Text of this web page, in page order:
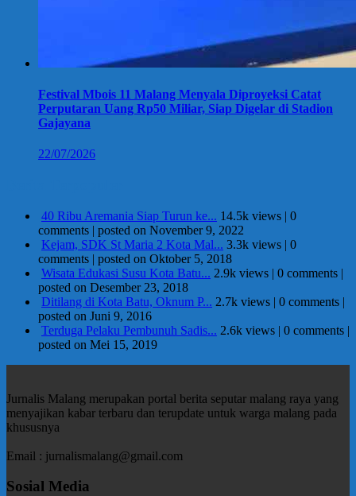
Festival Mbois 11 Malang Menyala Diproyeksi Catat
Perputaran Uang Rp50 Miliar, Siap Digelar di Stadion
Gajayana
22/07/2026
40 Ribu Aremania Siap Turun ke... 14.5k views | 0
comments | posted on November 9, 2022
Kejam, SDK St Maria 2 Kota Mal... 3.3k views | 0
comments | posted on Oktober 5, 2018
Wisata Edukasi Susu Kota Batu... 2.9k views | 0 comments |
posted on Desember 23, 2018
Ditilang di Kota Batu, Oknum P... 2.7k views | 0 comments |
posted on Juni 9, 2016
Terduga Pelaku Pembunuh Sadis... 2.6k views | 0 comments |
posted on Mei 15, 2019
Jurnalis Malang merupakan portal berita seputar malang raya yang
menyajikan kabar terbaru dan terupdate untuk warga malang pada
khususnya
Email : jurnalismalang@gmail.com
Sosial Media